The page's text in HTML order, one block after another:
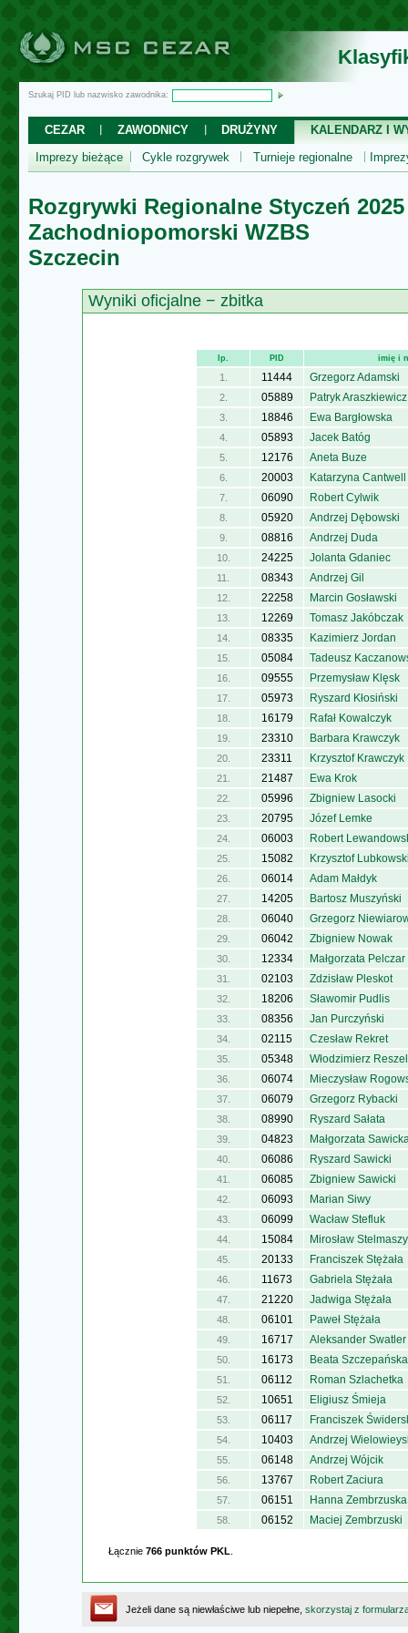
Szukaj PID lub nazwisko zawodnika:
CEZAR ZAWODNICY DRUŻYNY
KALENDARZ I
Imprezy bieżące
Cykle rozgrywek Turnieje regionalne
Rozgrywki Regionalne Styczeń 2025
Zachodniopomorski WZBS
Szczecin
Wyniki oficjalne − zbitka
lp. PID imię i
1. 11444 Grzegorz Adamski
2. 05889 Patryk Araszkiewicz
3. 18846 Ewa Bargłowska
4. 05893 Jacek Batóg
5. 12176 Aneta Buze
6. 20003 Katarzyna Cantwell
7. 06090 Robert Cylwik
8. 05920 Andrzej Dębowski
9. 08816 Andrzej Duda
10. 24225 Jolanta Gdaniec
11. 08343 Andrzej Gil
12. 22258 Marcin Gosławski
13. 12269 Tomasz Jakóbczak
14. 08335 Kazimierz Jordan
15. 05084 Tadeusz
16. 09555 Przemysław Klęsk
17. 05973 Ryszard Kłosiński
18. 16179 Rafał Kowalczyk
19. 23310 Barbara Krawczyk
20. 23311 Krzysztof Krawczyk
21. 21487 Ewa Krok
22. 05996 Zbigniew Lasocki
23. 20795 Józef Lemke
24. 06003 Robert
25. 15082 Krzysztof
26. 06014 Adam Małdyk
27. 14205 Bartosz Muszyński
28. 06040 Grzegorz
29. 06042 Zbigniew Nowak
30. 12334 Małgorzata Pelczar
31. 02103 Zdzisław Pleskot
32. 18206 Sławomir Pudlis
33. 08356 Jan Purczyński
34. 02115 Czesław Rekret
35. 05348 Włodzimierz
36. 06074 Mieczysław
37. 06079 Grzegorz Rybacki
38. 08990 Ryszard Sałata
39. 04823 Małgorzata
40. 06086 Ryszard Sawicki
41. 06085 Zbigniew Sawicki
42. 06093 Marian Siwy
43. 06099 Wacław Stefluk
44. 15084 Mirosław
45. 20133 Franciszek Stężała
46. 11673 Gabriela Stężała
47. 21220 Jadwiga Stężała
48. 06101 Paweł Stężała
49. 16717 Aleksander Swatler
50. 16173 Beata Szczepańska
51. 06112 Roman Szlachetka
52. 10651 Eligiusz Śmieja
53. 06117 Franciszek
54. 10403 Andrzej
55. 06148 Andrzej Wójcik
56. 13767 Robert Zaciura
57. 06151 Hanna Zembrzuska
58. 06152 Maciej Zembrzuski
Łącznie 766 punktów PKL
Jeżeli dane są niewłaściwe lub niepełne, skorzystaj z